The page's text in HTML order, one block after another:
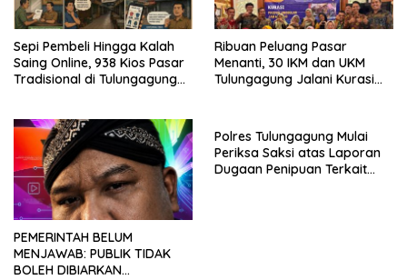
Sepi Pembeli Hingga Kalah
Saing Online, 938 Kios Pasar
Tradisional di Tulungagung
Ribuan Peluang Pasar
Menanti, 30 IKM dan UKM
Tulungagung Jalani Kurasi
PEMERINTAH BELUM
MENJAWAB: PUBLIK TIDAK
BOLEH DIBIARKAN
Polres Tulungagung Mulai
Periksa Saksi atas Laporan
Dugaan Penipuan Terkait